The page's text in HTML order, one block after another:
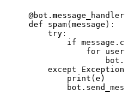
def spam(message):
    try:
if
for
except Exception
        print(e)